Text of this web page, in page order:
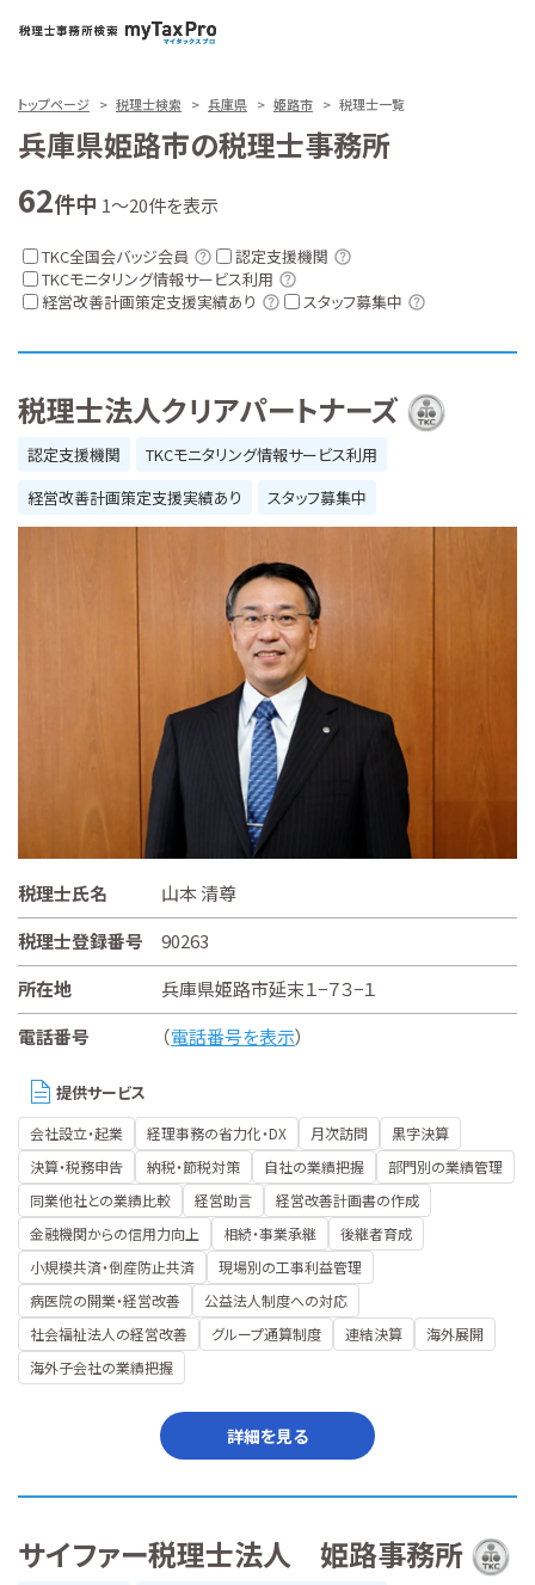
トップページ 税理士検索 兵庫県 姫路市 税理士一覧
兵庫県姫路市の税理士事務所
62件中 1～20件を表示
TKC全国会バッジ会員
認定支援機関
TKCモニタリング情報サービス利用
経営改善計画策定支援実績あり
スタッフ募集中
税理士法人クリアパートナーズ
認定支援機関
TKCモニタリング情報サービス利用
経営改善計画策定支援実績あり
スタッフ募集中
税理士氏名
山本 清尊
税理士登録番号
90263
所在地
兵庫県姫路市延末１−７３−１
電話番号
（電話番号を表示）
提供サービス
会社設立・起業 経理事務の省力化・DX 月次訪問
黒字決算
決算・税務申告
納税・節税対策 自社の業績把握
部門別の業績管理
同業他社との業績比較
経営助言
経営改善計画書の作成
金融機関からの信用力向上
相続・事業承継
後継者育成
小規模共済・倒産防止共済
現場別の工事利益管理
病医院の開業・経営改善
公益法人制度への対応
社会福祉法人の経営改善
グループ通算制度 連結決算
海外展開
海外子会社の業績把握
詳細を見る
サイファー税理士法人 姫路事務所